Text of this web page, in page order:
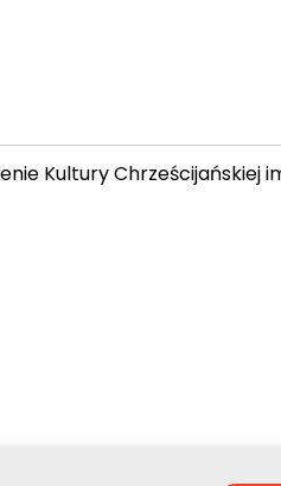
Kultury Chrześcijańskiej